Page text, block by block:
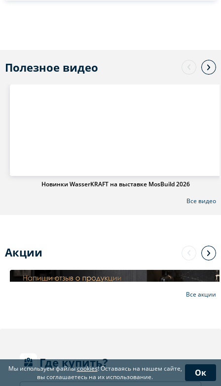
Полезное видео
Новинки WasserKRAFT на выставке MosBuild 2026
Все видео
Акции
Все акции
Где купить?
Мы используем файлыcookies! Оставаясь на нашем сайте,
вы соглашаетесь на их использование.
Ок